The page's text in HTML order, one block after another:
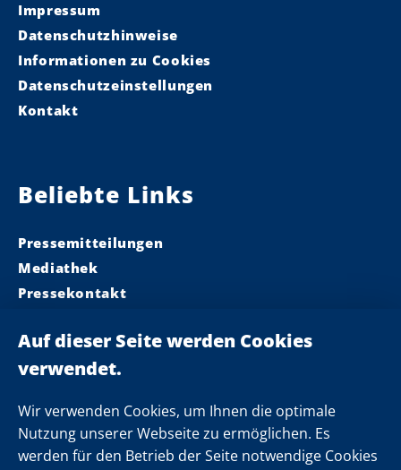
Wir verwenden Cookies, um Ihnen die optimale
Nutzung unserer Webseite zu ermöglichen. Es
werden für den Betrieb der Seite notwendige Cookies
Impressum
Datenschutzhinweise
Informationen zu Cookies
Datenschutzeinstellungen
Kontakt
Beliebte Links
Pressemitteilungen
Mediathek
Pressekontakt
Landeskabinett
Einsamkeit